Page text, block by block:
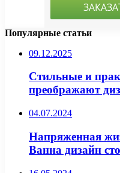
Популярные статьи
09.12.2025
Стильные и
преображают
04.07.2024
Напряженная
Ванна дизайн